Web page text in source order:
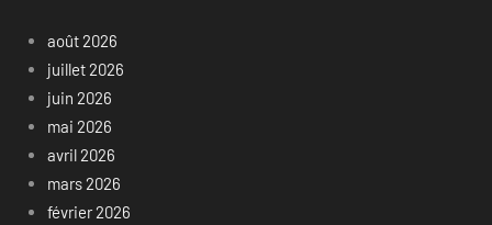
août 2026
juillet 2026
juin 2026
mai 2026
avril 2026
mars 2026
février 2026